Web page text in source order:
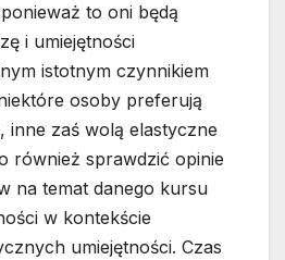
to oni będą
i umiejętności
istotnym czynnikiem
osoby preferują
inne zaś wolą elastyczne
również sprawdzić opinie
na temat danego kursu
w kontekście
umiejętności. Czas